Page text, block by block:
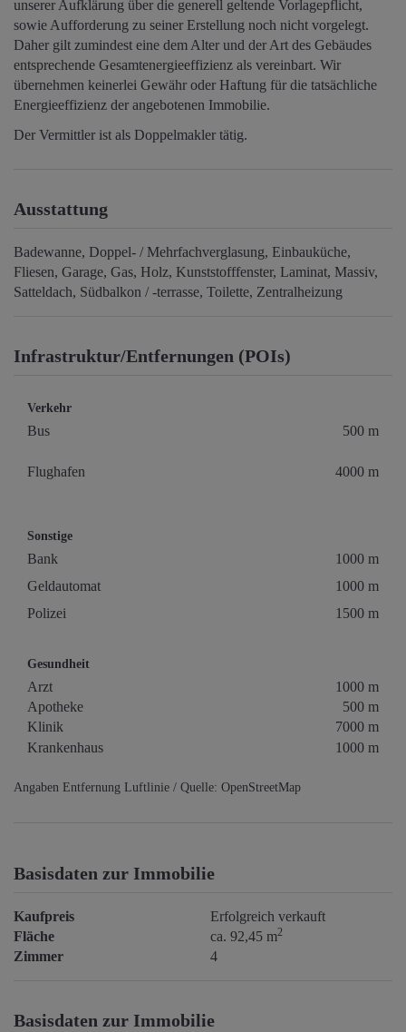
unserer Aufklärung über die generell geltende Vorlagepflicht,
sowie Aufforderung zu seiner Erstellung noch nicht vorgelegt.
Daher gilt zumindest eine dem Alter und der Art des Gebäudes
entsprechende Gesamtenergieeffizienz als vereinbart. Wir
übernehmen keinerlei Gewähr oder Haftung für die tatsächliche
Energieeffizienz der angebotenen Immobilie.
Der Vermittler ist als Doppelmakler tätig.
Ausstattung
Badewanne Doppel- / Mehrfachverglasung Einbauküche
Fliesen Garage Gas Holz Kunststofffenster Laminat Massiv
Satteldach Südbalkon / -terrasse Toilette Zentralheizung
Infrastruktur/Entfernungen (POIs)
Verkehr
Bus 500 m
Flughafen 4000 m
Sonstige
Bank
1000 m
Geldautomat
1000 m
Polizei
1500 m
Gesundheit
Arzt
1000 m
Apotheke
500 m
Klinik
7000 m
Krankenhaus
1000 m
Angaben Entfernung Luftlinie / Quelle: OpenStreetMap
Basisdaten zur Immobilie
Kaufpreis
Erfolgreich verkauft
Fläche
ca. 92,45 m2
Zimmer 4
Basisdaten zur Immobilie